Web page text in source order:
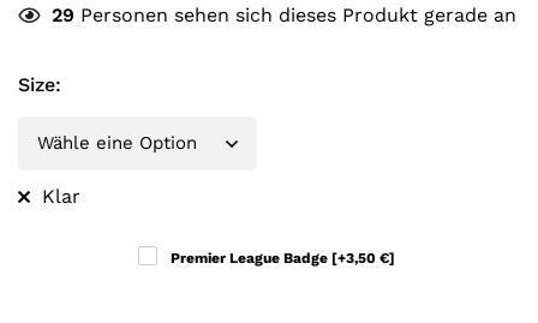
29 Personen sehen sich dieses Produkt gerade an
Size:
Klar
Premier League Badge [+3,50 €]